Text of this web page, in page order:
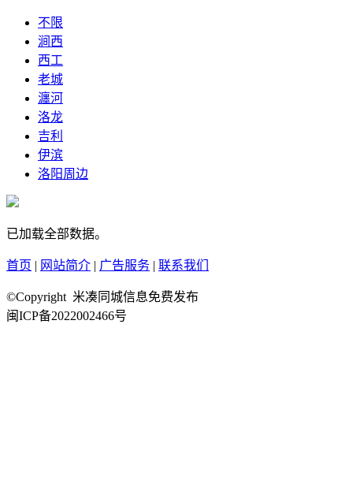
不限
涧西
西工
老城
瀍河
洛龙
吉利
伊滨
洛阳周边
已加载全部数据。
首页 | 网站简介 | 广告服务 | 联系我们
©Copyright 米凑同城信息免费发布
闽ICP备2022002466号